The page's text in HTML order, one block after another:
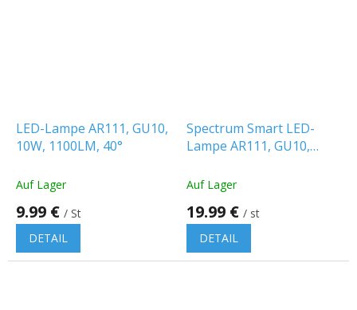
LED-Lampe AR111, GU10,
10W, 1100LM, 40°
Auf Lager
9.99 € / St
DETAIL
Spectrum Smart LED-
Lampe AR111, GU10,
CCT, weißer Körper
Auf Lager
19.99 € / st
DETAIL